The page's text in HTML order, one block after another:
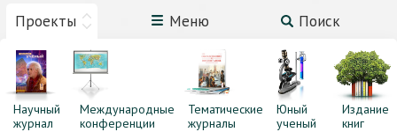
Проекты Меню Поиск
Научный
журнал
Международные
конференции
Тематические
журналы
Юный
ученый
Издание
книг